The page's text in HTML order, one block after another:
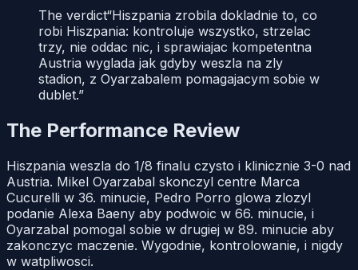
The verdict“Hiszpania zrobila dokladnie to, co
robi Hiszpania: kontroluje wszystko, strzelac
trzy, nie oddac nic, i sprawiajac kompetentna
Austria wyglada jak gdyby weszla na zly
stadion, z Oyarzabalem pomagajacym sobie w
dublet.”
The Performance Review
Hiszpania weszla do 1/8 finalu czysto i klinicznie 3-0 nad
Austria. Mikel Oyarzabal skonczyl centre Marca
Cucurelli w 36. minucie, Pedro Porro glowa zlozyl
podanie Alexa Baeny aby podwoic w 66. minucie, i
Oyarzabal pomogal sobie w drugiej w 89. minucie aby
zakonczyc maczenie. Wygodnie, kontrolowanie, i nigdy
w watpliwosci.